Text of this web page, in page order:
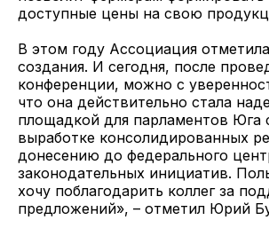
доступные цены на свою
В этом году Ассоциация
создания. И сегодня, после
конференции, можно с
что она действительно стала
площадкой для парламентов Юга
выработке консолидированных
донесению до федерального
законодательных инициатив.
хочу поблагодарить коллег за
предложений», – отметил Юрий